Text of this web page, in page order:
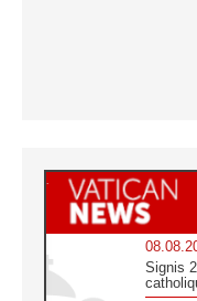
Signis